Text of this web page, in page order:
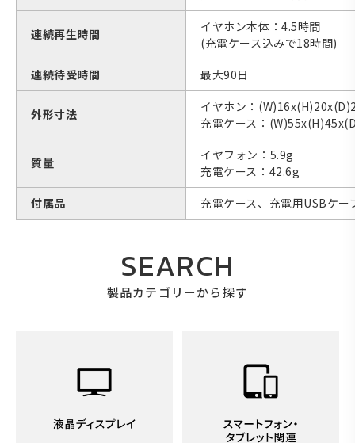
連続再生時間
イヤホン本体：4.5時間
(充電ケース込みで18時間)
連続待受時間
最大90日
外形寸法
イヤホン：
充電ケース：
質量
イヤフォン：5.9g
充電ケース：42.6g
付属品
充電ケース、充電用USBケ
SEARCH
製品カテゴリーから探す